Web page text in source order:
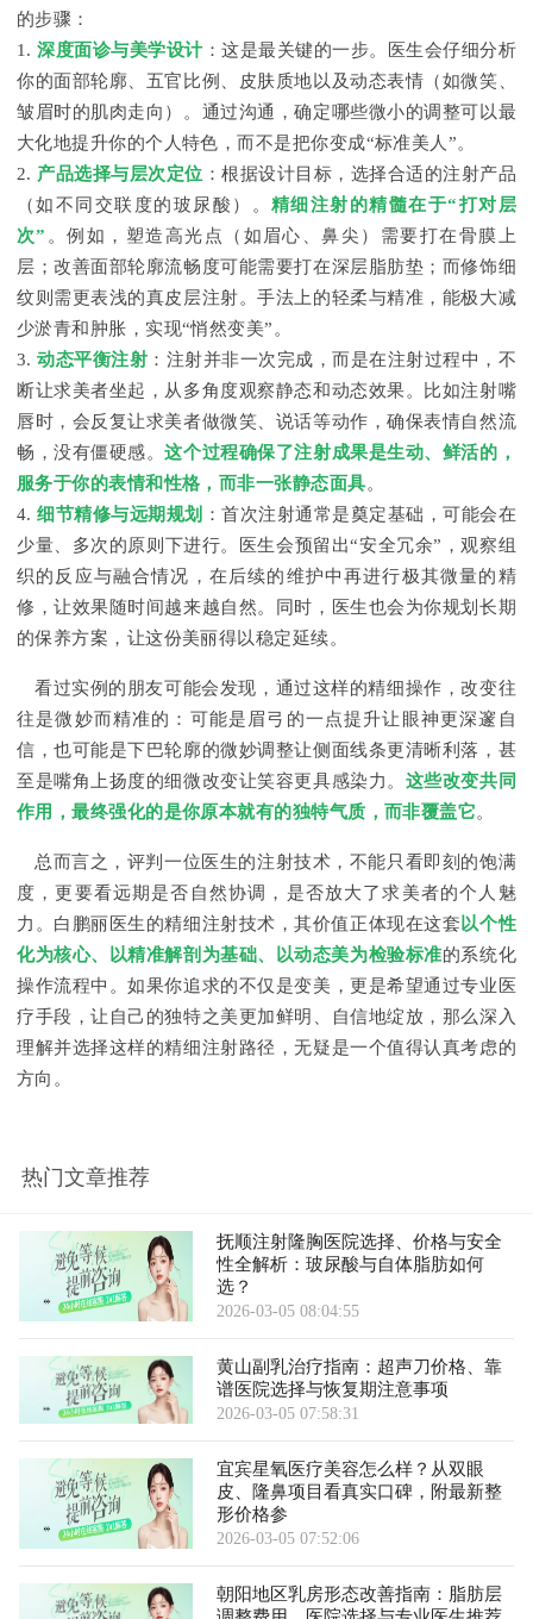
的步骤：
1.深度面诊与美学设计：这是最关键的一步。医生会仔细分析
你的面部轮廓、五官比例、皮肤质地以及动态表情（如微笑、
皱眉时的肌肉走向）。通过沟通，确定哪些微小的调整可以最
大化地提升你的个人特色，而不是把你变成“标准美人”。
2. 产品选择与层次定位 ：根据设计目标，选择合适的注射产品
（如不同交联度的玻尿酸）。 精细注射的精髓在于“打对层
次” 。例如，塑造高光点（如眉心、鼻尖）需要打在骨膜上
层；改善面部轮廓流畅度可能需要打在深层脂肪垫；而修饰细
纹则需更表浅的真皮层注射。手法上的轻柔与精准，能极大减
少淤青和肿胀，实现“悄然变美”。
3.动态平衡注射 ：注射并非一次完成，而是在注射过程中，不
断让求美者坐起，从多角度观察静态和动态效果。比如注射嘴
唇时，会反复让求美者做微笑、说话等动作，确保表情自然流
畅，没有僵硬感。这个过程确保了注射成果是生动、鲜活的，
服务于你的表情和性格，而非一张静态面具。
4.细节精修与远期规划
：首次注射通常是奠定基础，可能会在
少量、多次的原则下进行。医生会预留出“安全冗余”，观察组
织的反应与融合情况，在后续的维护中再进行极其微量的精
修，让效果随时间越来越自然。同时，医生也会为你规划长期
的保养方案，让这份美丽得以稳定延续。
看过实例的朋友可能会发现，通过这样的精细操作，改变往
往是微妙而精准的：可能是眉弓的一点提升让眼神更深邃自
信，也可能是下巴轮廓的微妙调整让侧面线条更清晰利落，甚
至是嘴角上扬度的细微改变让笑容更具感染力。 这些改变共同
作用，最终强化的是你原本就有的独特气质，而非覆盖它。
总而言之，评判一位医生的注射技术，不能只看即刻的饱满
度，更要看远期是否自然协调，是否放大了求美者的个人魅
力。白鹏丽医生的精细注射技术，其价值正体现在这套以个性
化为核心、以精准解剖为基础、以动态美为检验标准的系统化
操作流程中。如果你追求的不仅是变美，更是希望通过专业医
疗手段，让自己的独特之美更加鲜明、自信地绽放，那么深入
理解并选择这样的精细注射路径，无疑是一个值得认真考虑的
方向。
热门文章推荐
抚顺注射隆胸医院选择、价格与安全
性全解析：玻尿酸与自体脂肪如何
选？
2026-03-05 08:04:55
黄山副乳治疗指南：超声刀价格、靠
谱医院选择与恢复期注意事项
2026-03-05 07:58:31
宜宾星氧医疗美容怎么样？从双眼
皮、隆鼻项目看真实口碑，附最新整
形价格参
2026-03-05 07:52:06
朝阳地区乳房形态改善指南：脂肪层